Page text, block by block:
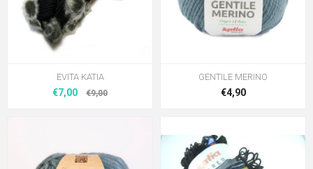
EVITA KATIA
€7,00 €9,00
GENTILE MERINO
€4,90